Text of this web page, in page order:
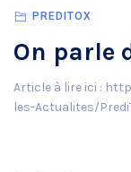
PREDITOX
On parle
Article à lire ici :
les-Actualites/